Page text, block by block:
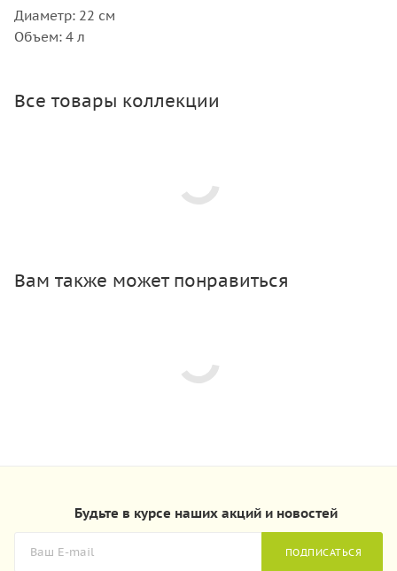
Диаметр: 22 см
Объем: 4 л
Все товары коллекции
Вам также может понравиться
Будьте в курсе наших акций и новостей
ПОДПИСАТЬСЯ